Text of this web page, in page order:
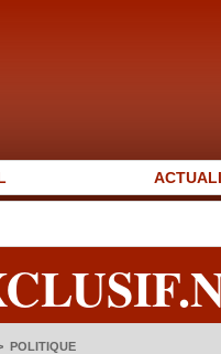
POLITIQUE